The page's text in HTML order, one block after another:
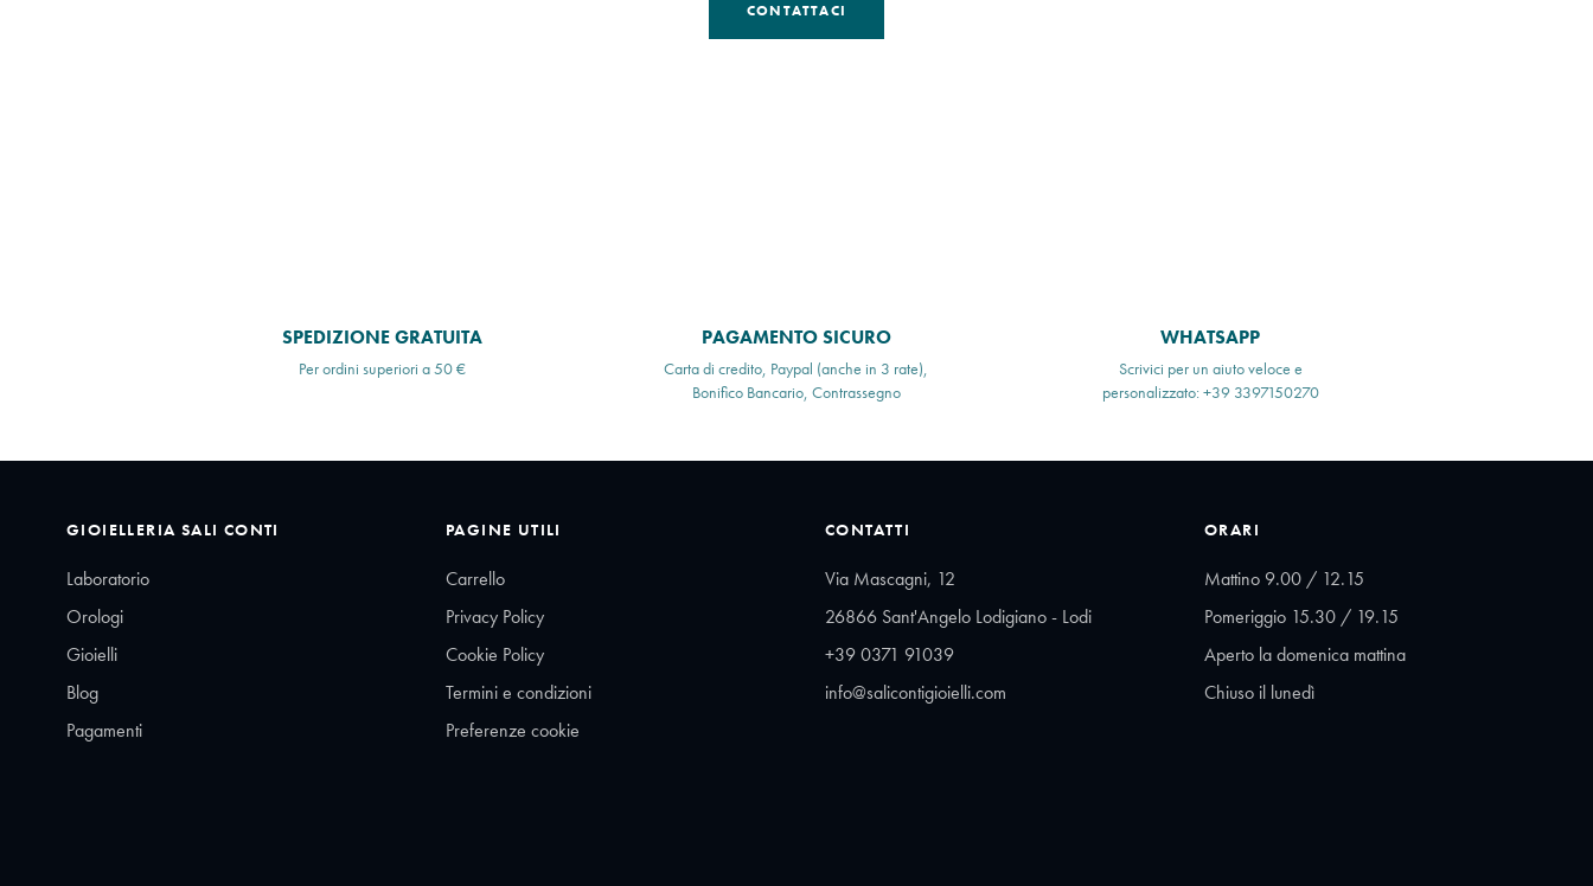
CONTATTACI
SPEDIZIONE GRATUITA
Per ordini superiori a 50 €
PAGAMENTO SICURO
Carta di credito, Paypal (anche in 3 rate),
Bonifico Bancario, Contrassegno
WHATSAPP
Scrivici per un aiuto veloce e
personalizzato: +39 3397150270
GIOIELLERIA SALI CONTI
Laboratorio
Orologi
Gioielli
Blog
Pagamenti
PAGINE UTILI
Carrello
Privacy Policy
Cookie Policy
Termini e condizioni
Preferenze cookie
CONTATTI
Via Mascagni, 12
26866 Sant'Angelo Lodigiano - Lodi
+39 0371 91039
info@salicontigioielli.com
ORARI
Mattino 9.00 / 12.15
Pomeriggio 15.30 / 19.15
Aperto la domenica mattina
Chiuso il lunedì